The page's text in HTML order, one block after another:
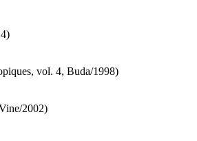
vol. 4, Buda/1998)
2002)